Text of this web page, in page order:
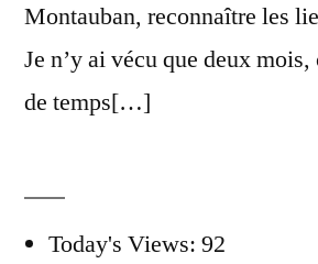
Montauban, reconnaître les
Je n’y ai vécu que deux mois,
de temps[…]
Today's Views: 92